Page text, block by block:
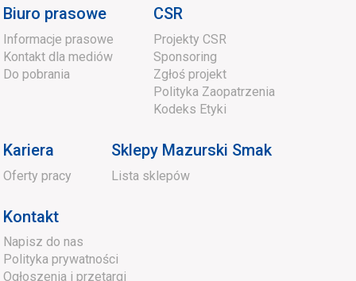
Biuro prasowe
Informacje prasowe
Kontakt dla mediów
Do pobrania
CSR
Projekty CSR
Sponsoring
Zgłoś projekt
Polityka Zaopatrzenia
Kodeks Etyki
Kariera
Oferty pracy
Sklepy Mazurski Smak
Lista sklepów
Kontakt
Napisz do nas
Polityka prywatności
Ogłoszenia i przetargi